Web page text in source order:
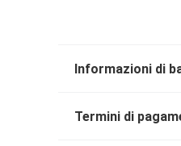
Informazioni di
Termini di